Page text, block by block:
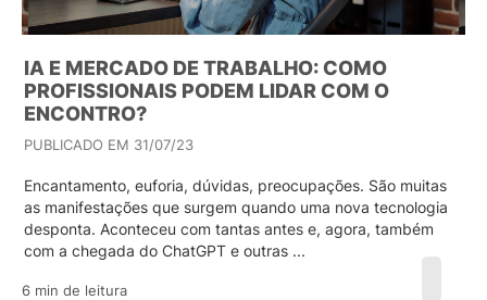
IA E MERCADO DE TRABALHO: COMO
PROFISSIONAIS PODEM LIDAR COM O
ENCONTRO?
PUBLICADO EM 31/07/23
Encantamento, euforia, dúvidas, preocupações. São muitas
as manifestações que surgem quando uma nova tecnologia
desponta. Aconteceu com tantas antes e, agora, também
com a chegada do ChatGPT e outras ...
6 min de leitura